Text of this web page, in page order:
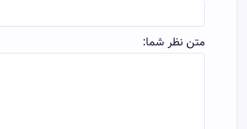
متن نظر شما: